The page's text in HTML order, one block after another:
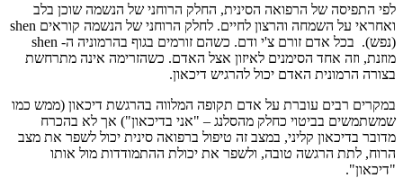
לפי התפיסה של הרפואה הסינית, החלק הרוחני של הנשמה שוכן בלב
ואחראי על השמחה והרצון לחיים. לחלק הרוחני של הנשמה קוראים shen
(נפש). בכל אדם זורם צ'י ודם. כשהם זורמים בגוף בהרמוניה ה- shen
מוזנת, וזה אחד הסימנים לאיזון אצל האדם. כשהזרימה אינה מתרחשת
בצורה הרמונית האדם יכול להרגיש דיכאון.
במקרים רבים עוברת על אדם תקופה המלווה בהרגשת דיכאון (ממש כמו
שמשתמשים בביטוי כחלק מהסלנג – "אני בדיכאון") אך לא בהכרח
מדובר בדיכאון קליני, במצב זה טיפול ברפואה סינית יכול לשפר את מצב
הרוח, לתת הרגשה טובה, ולשפר את יכולת ההתמודדות מול אותו
"דיכאון".